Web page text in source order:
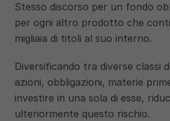
Stesso discorso per un fondo
per ogni altro prodotto che
migliaia di titoli al suo interno.
Diversificando tra diverse classi
azioni, obbligazioni, materie
investire in una sola di esse,
ulteriormente questo rischio.